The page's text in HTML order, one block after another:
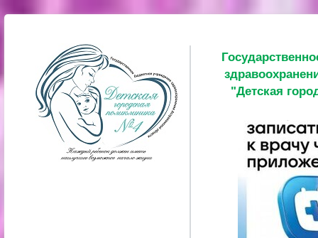
"Детская